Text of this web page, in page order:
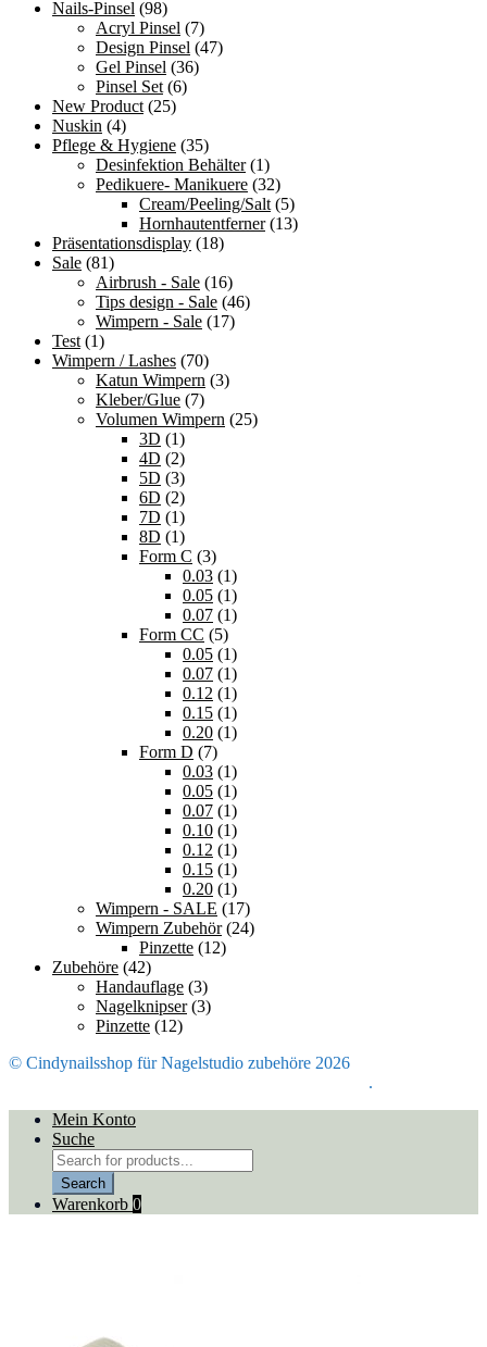
Nails-Pinsel (98)
Acryl Pinsel (7)
Design Pinsel (47)
Gel Pinsel (36)
Pinsel Set (6)
New Product (25)
Nuskin (4)
Pflege & Hygiene (35)
Desinfektion Behälter (1)
Pedikuere- Manikuere (32)
Cream/Peeling/Salt (5)
Hornhautentferner (13)
Präsentationsdisplay (18)
Sale (81)
Airbrush - Sale (16)
Tips design - Sale (46)
Wimpern - Sale (17)
Test (1)
Wimpern / Lashes (70)
Katun Wimpern (3)
Kleber/Glue (7)
Volumen Wimpern (25)
3D (1)
4D (2)
5D (3)
6D (2)
7D (1)
8D (1)
Form C (3)
0.03 (1)
0.05 (1)
0.07 (1)
Form CC (5)
0.05 (1)
0.07 (1)
0.12 (1)
0.15 (1)
0.20 (1)
Form D (7)
0.03 (1)
0.05 (1)
0.07 (1)
0.10 (1)
0.12 (1)
0.15 (1)
0.20 (1)
Wimpern - SALE (17)
Wimpern Zubehör (24)
Pinzette (12)
Zubehöre (42)
Handauflage (3)
Nagelknipser (3)
Pinzette (12)
© Cindynailsshop für Nagelstudio zubehöre 2026
.
Mein Konto
Suche
Products
search
Search
Warenkorb 0